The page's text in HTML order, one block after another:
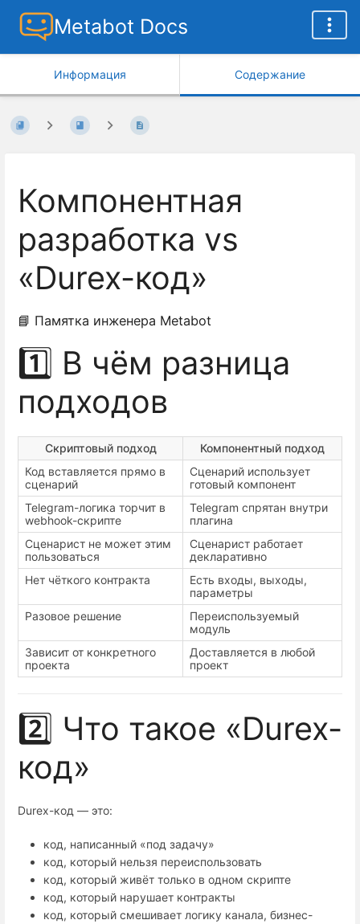
Metabot Docs
Информация Содержание
Компонентная
разработка vs
«Durex-код»
📘 Памятка инженера Metabot
1️⃣ В чём разница
подходов
Скриптовый подход
Компонентный подход
Код вставляется прямо в
сценарий
Сценарий использует
готовый компонент
Telegram-логика торчит в
webhook-скрипте
Telegram спрятан внутри
плагина
Сценарист не может этим
пользоваться
Сценарист работает
декларативно
Нет чёткого контракта
Есть входы, выходы,
параметры
Разовое решение
Переиспользуемый
модуль
Зависит от конкретного
проекта
Доставляется в любой
проект
2️⃣ Что такое «Durex-
код»
Durex-код — это:
код, написанный «под задачу»
код, который нельзя переиспользовать
код, который живёт только в одном скрипте
код, который нарушает контракты
код, который смешивает логику канала, бизнес-